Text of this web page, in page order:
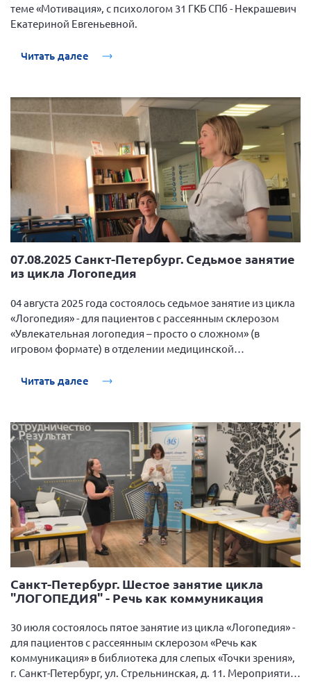
теме «Мотивация», с психологом 31 ГКБ СПб - Некрашевич
Екатериной Евгеньевной.
Читать далее
07.08.2025 Санкт-Петербург. Седьмое занятие
из цикла Логопедия
04 августа 2025 года состоялось седьмое занятие из цикла
«Логопедия» - для пациентов с рассеянным склерозом
«Увлекательная логопедия – просто о сложном» (в
игровом формате) в отделении медицинской
больница №31».
Читать далее
Санкт-Петербург. Шестое занятие цикла
"ЛОГОПЕДИЯ" - Речь как коммуникация
30 июля состоялось пятое занятие из цикла «Логопедия» -
для пациентов с рассеянным склерозом «Речь как
коммуникация» в библиотека для слепых «Точки зрения»,
г. Санкт-Петербург, ул. Стрельнинская, д. 11. Мероприятие